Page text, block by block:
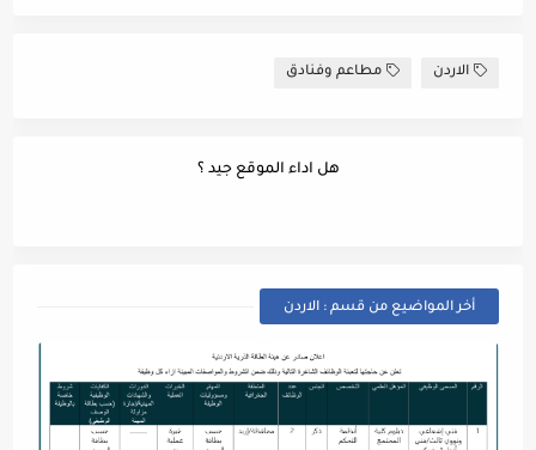
الاردن مطاعم وفنادق
هل اداء الموقع جيد ؟
أخر المواضيع من قسم : الاردن